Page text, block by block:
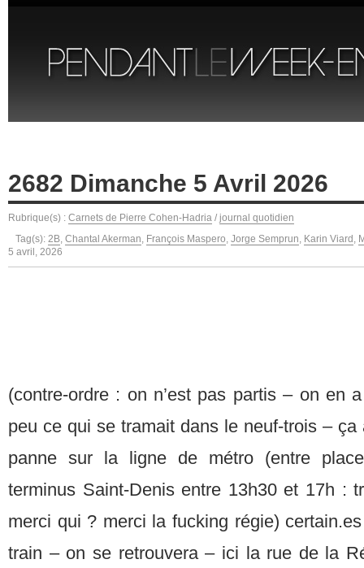
2682 Dimanche 5 Avril 2026
Rubrique(s) : Carnets de Pierre Cohen-Hadria / journal quotidien
Tag(s): 2B, Chantal Akerman, François Maspero, Jorge Semprun, Karin Viard ,
5 avril, 2026
(contre-ordre : on n’est pas partis – on en
peu ce qui se tramait dans le neuf-trois –
panne sur la ligne de métro (entre
terminus Saint-Denis entre 13h30 et 17h :
merci qui ? merci la fucking régie)
train – on se retrouvera – ici la rue de la